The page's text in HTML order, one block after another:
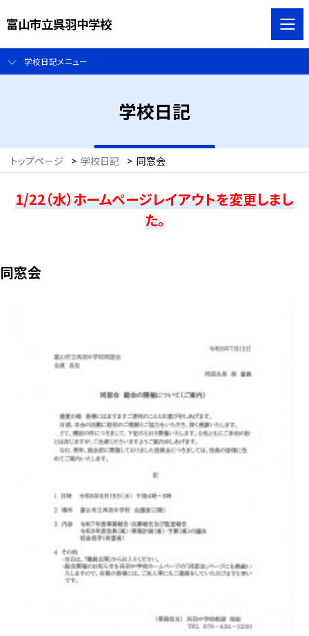
富山市立呉羽中学校
学校日記メニュー
学校日記
トップページ > 学校日記 > 同窓会
1/22（水）ホームページレイアウトを変更しまし
た。
同窓会